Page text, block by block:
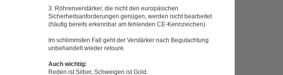
3. Röhrenverstärker, die nicht den europäischen
Sicherheitsanforderungen genügen, werden nicht bearbeitet
(häufig bereits erkennbar am fehlenden CE-Kennzeichen).
Im schlimmsten Fall geht der Verstärker nach Begutachtung
unbehandelt wieder retoure.
Auch wichtig:
Reden ist Silber, Schweigen ist Gold.